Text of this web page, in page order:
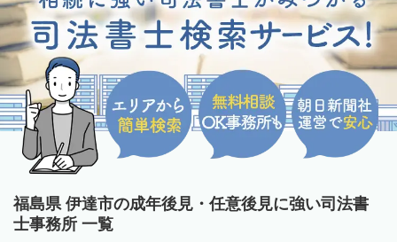
福島県 伊達市の成年後見・任意後見に強い司法書
士事務所 一覧